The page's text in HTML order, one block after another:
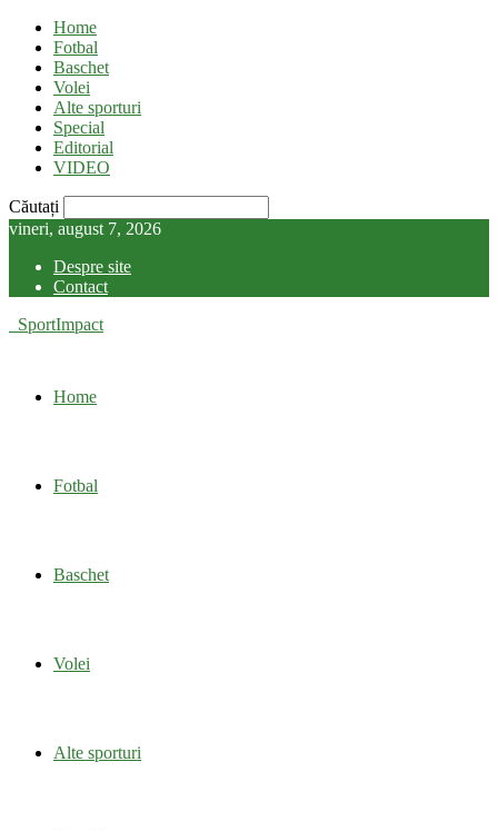
Home
Fotbal
Baschet
Volei
Alte sporturi
Special
Editorial
VIDEO
Căutați
vineri, august 7, 2026
Despre site
Contact
SportImpact
Home
Fotbal
Baschet
Volei
Alte sporturi